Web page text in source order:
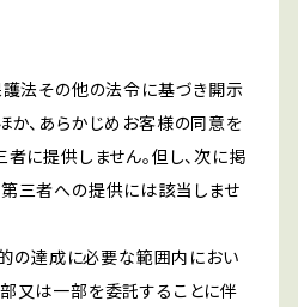
護法その他の法令に基づき開示
か、あらかじめお客様の同意を
に提供しません。但し、次に掲
三者への提供には該当しませ
的の達成に必要な範囲内におい
又は一部を委託することに伴